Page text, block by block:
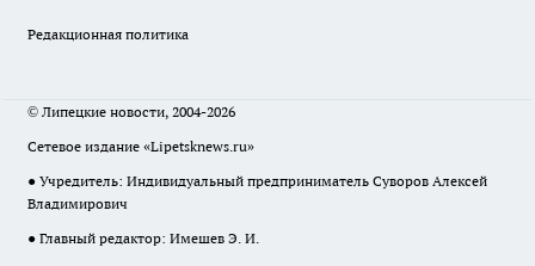
Редакционная политика
© Липецкие новости, 2004-2026
Сетевое издание «Lipetsknews.ru»
● Учредитель: Индивидуальный предприниматель Суворов Алексей
Владимирович
● Главный редактор: Имешев Э. И.